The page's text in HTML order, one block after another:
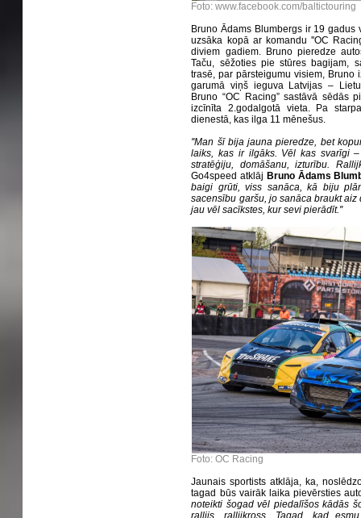
Foto: www.facebook.com/baltictouring
Bruno Ādams Blumbergs ir 19
uzsāka kopā ar komandu ''OC
diviem gadiem. Bruno pieredze
Taču, sēžoties pie stūres bagijam,
trasē, par pārsteigumu visiem,
garumā viņš ieguva Latvijas –
Bruno “OC Racing” sastāvā sēdās
izcīnīta 2.godalgotā vieta. Pa
dienestā, kas ilga 11 mēnešus.
''Man šī bija jauna pieredze, bet
laiks, kas ir ilgāks. Vēl kas svarīgi
stratēģiju, domāšanu, izturību.
Go4speed atklāj Bruno Ādams
baigi grūti, viss sanāca, kā biju
sacensību garšu, jo sanāca braukt
jau vēl sacīkstes, kur sevi pierādīt.''
Foto: OC Racing
Jaunais sportists atklāja, ka,
tagad būs vairāk laika pievērsties
noteikti šogad vēl piedalīšos kādās
rallijs, rallijkross. Tagad, kad